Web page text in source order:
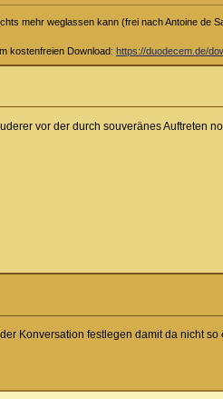
mehr weglassen kann (frei nach Antoine de
kostenfreien Download: https://duodecem.de/
vor der durch souveränes Auftreten
Konversation festlegen damit da nicht